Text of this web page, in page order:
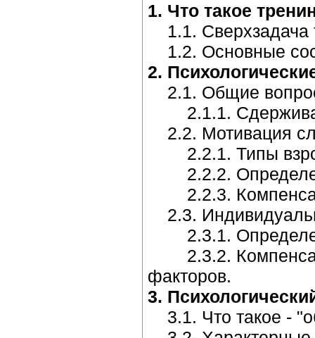
1. Что такое
1.1. Сверхзадача
1.2. Основные
2.
2.1. Общие
2.1.1.
2.2. Мотивация
2.2.1. Типы
2.2.2.
2.2.3.
2.3.
2.3.1.
2.3.2.
факторов.
3.
3.1. Что такое -